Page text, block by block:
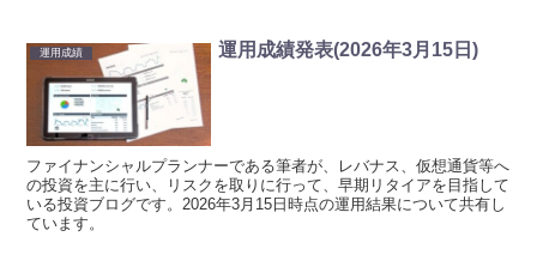
運用成績 運用成績発表(2026年3月15日)
ファイナンシャルプランナーである筆者が、レバナス、仮想通貨等へ
の投資を主に行い、リスクを取りに行って、早期リタイアを目指して
いる投資ブログです。2026年3月15日時点の運用結果について共有し
ています。